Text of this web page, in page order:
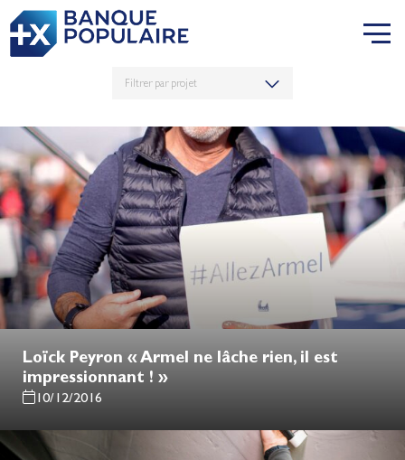
Loïck Peyron « Armel ne lâche rien, il est
impressionnant ! »
10/12/2016